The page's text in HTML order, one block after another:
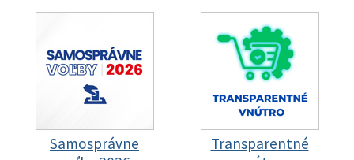
Samosprávne
Transparentné